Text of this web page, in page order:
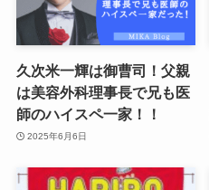
久次米一輝は御曹司！父親
は美容外科理事長で兄も医
師のハイスペ一家！！
2025年6月6日